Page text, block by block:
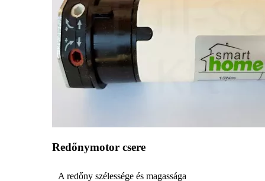
Redőnymotor csere
A redőny szélessége és magassága